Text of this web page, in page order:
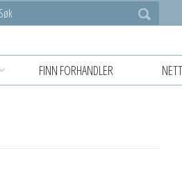
FINN FORHANDLER